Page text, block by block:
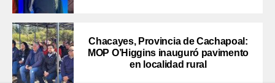
Chacayes, Provincia de Cachapoal:
MOP O’Higgins inauguró pavimento
en localidad rural